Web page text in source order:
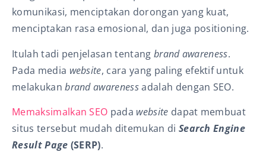
komunikasi, menciptakan dorongan yang kuat,
menciptakan rasa emosional, dan juga positioning.
Itulah tadi penjelasan tentang brand awareness.
Pada media website, cara yang paling efektif untuk
melakukanbrand awarenessadalah dengan SEO.
Memaksimalkan SEO pada website dapat membuat
situs tersebut mudah ditemukan di Search Engine
Result Page (SERP).